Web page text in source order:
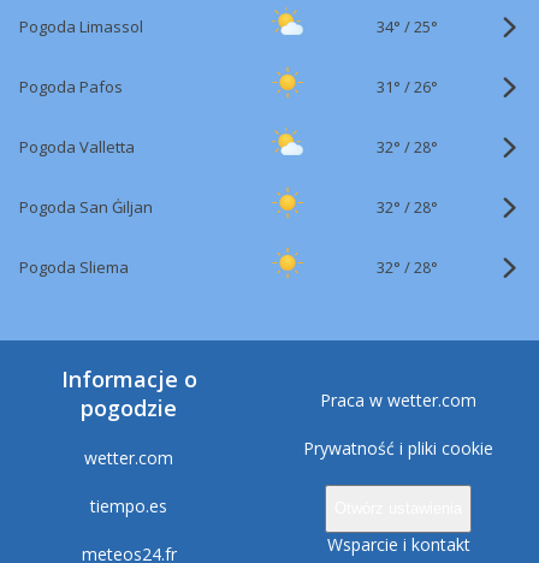
Pogoda Limassol 34° /25°
Pogoda Pafos 31° /26°
Pogoda Valletta 32° /28°
Pogoda San Ġiljan 32° /28°
Pogoda Sliema 32° /28°
Informacje o
pogodzie
wetter.com
tiempo.es
meteos24.fr
Praca w wetter.com
Prywatność i pliki cookie
Wsparcie i kontakt